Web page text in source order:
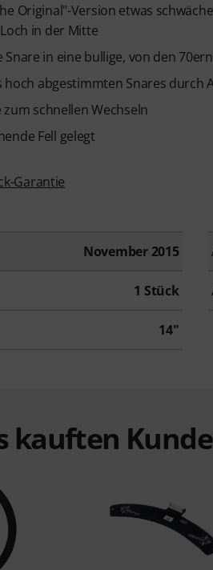
Original"-Version etwas
in der Mitte
Snare in eine bullige, von den
abgestimmten Snares durch
schnellen Wechseln
Fell gelegt
Garantie
November 2015
1 Stück
14"
kauften